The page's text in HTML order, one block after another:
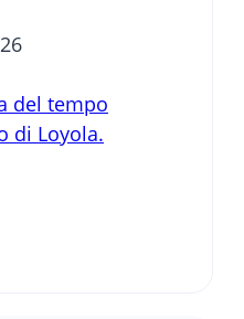
del tempo
di Loyola.